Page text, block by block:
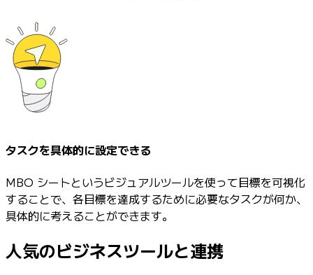
タスクを具体的に設定できる
MBO シートというビジュアルツールを使って目標を可視化
することで、各目標を達成するために必要なタスクが何か、
具体的に考えることができます。
人気のビジネスツールと連携